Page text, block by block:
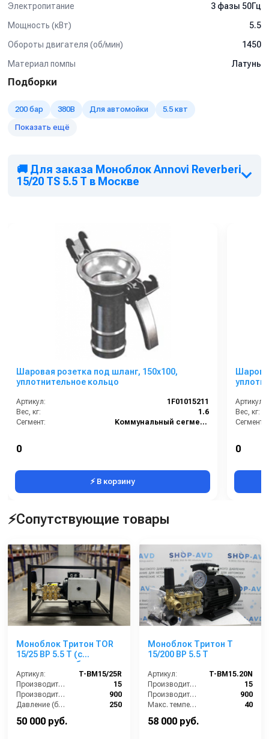
оборудования от отложений и накипи
Мойка полов и открытых площадок
Подготовка конструкций к антикоррозионным работам,
удаления штукатурки, краски
Очистка и дезинфекция полов, поверхностей и
оборудования на
Электропитание
3 фазы 50Гц
Мощность (кВт)
5.5
Обороты двигателя (об/мин)
1450
Материал помпы
Латунь
Подборки
200 бар 380В Для автомойки
5.5 квт
Показать ещё
🚚 Для заказа Моноблок Annovi Reverberi
15/20 TS 5.5 T в Москве
Шаровая розетка под шланг, 150х100,
уплотнительное кольцо
Артикул:
1F01015211
Вес, кг:
1.6
Сегмент:
Коммунальный сегмент
0
⚡ В корзину
Артикул:
Вес, кг:
Сегмент:
0
⚡Сопутствующие товары
Моноблок Тритон TOR
15/25 ВР 5.5 T (с
манометром, без
электрики)
Артикул:
T-BM15/25R
Производительность (л/мин):
15
Производительность (л/ч):
900
Давление (бар):
250
Напряжение (В):
50 000 руб.
Моноблок Тритон T
15/200 BP 5.5 T
Артикул:
T-BM15.20N
Производительность (л/мин):
15
Производительность (л/ч):
900
Макс. температура воды на входе (°C):
40
Обороты двигателя (об/мин):
58 000 руб.